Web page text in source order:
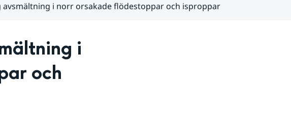
avsmältning i norr orsakade flödestoppar och isproppar
i
och